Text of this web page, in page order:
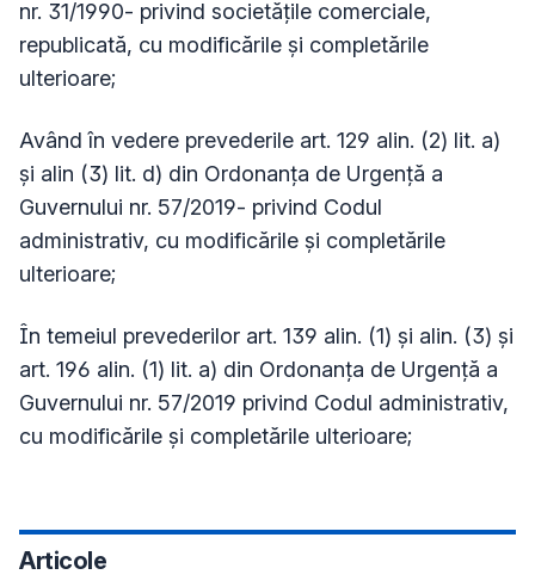
nr. 31/1990- privind societățile comerciale,
republicată, cu modificările și completările
ulterioare;
Având în vedere prevederile art. 129 alin. (2) lit. a)
și alin (3) lit. d) din Ordonanţa de Urgenţă a
Guvernului nr. 57/2019- privind Codul
administrativ, cu modificările și completările
ulterioare;
În temeiul prevederilor art. 139 alin. (1) și alin. (3) și
art. 196 alin. (1) lit. a) din Ordonanţa de Urgenţă a
Guvernului nr. 57/2019 privind Codul administrativ,
cu modificările și completările ulterioare;
Articole